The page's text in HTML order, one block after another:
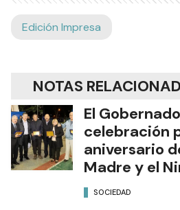
Edición Impresa
NOTAS
El
celebración
aniversario
Madre y el
SOCIEDAD